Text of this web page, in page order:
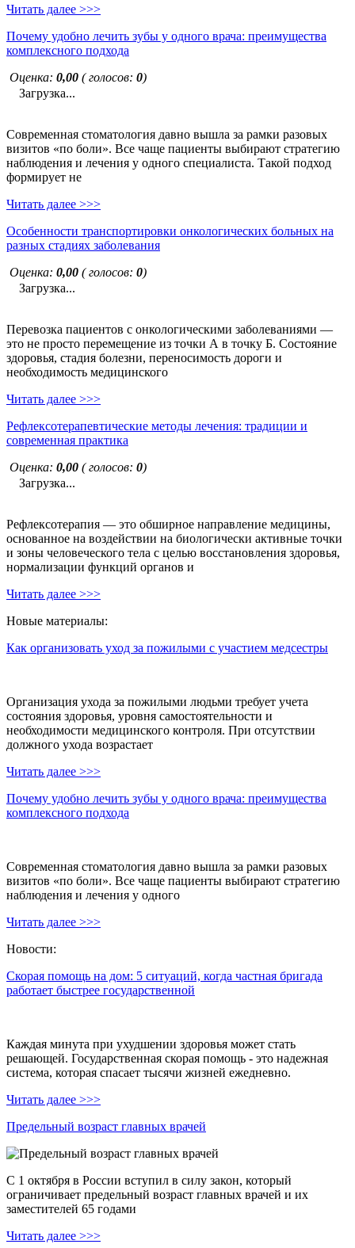
Читать далее >>>
Почему удобно лечить зубы у одного врача: преимущества
комплексного подхода
Оценка: 0,00 ( голосов: 0)
Загрузка...
Современная стоматология давно вышла за рамки разовых
визитов «по боли». Все чаще пациенты выбирают стратегию
наблюдения и лечения у одного специалиста. Такой подход
формирует не
Читать далее >>>
Особенности транспортировки онкологических больных на
разных стадиях заболевания
Оценка: 0,00 ( голосов: 0)
Загрузка...
Перевозка пациентов с онкологическими заболеваниями —
это не просто перемещение из точки А в точку Б. Состояние
здоровья, стадия болезни, переносимость дороги и
необходимость медицинского
Читать далее >>>
Рефлексотерапевтические методы лечения: традиции и
современная практика
Оценка: 0,00 ( голосов: 0)
Загрузка...
Рефлексотерапия — это обширное направление медицины,
основанное на воздействии на биологически активные точки
и зоны человеческого тела с целью восстановления здоровья,
нормализации функций органов и
Читать далее >>>
Новые материалы:
Как организовать уход за пожилыми с участием медсестры
Организация ухода за пожилыми людьми требует учета
состояния здоровья, уровня самостоятельности и
необходимости медицинского контроля. При отсутствии
должного ухода возрастает
Читать далее >>>
Почему удобно лечить зубы у одного врача: преимущества
комплексного подхода
Современная стоматология давно вышла за рамки разовых
визитов «по боли». Все чаще пациенты выбирают стратегию
наблюдения и лечения у одного
Читать далее >>>
Новости:
Скорая помощь на дом: 5 ситуаций, когда частная бригада
работает быстрее государственной
Каждая минута при ухудшении здоровья может стать
решающей. Государственная скорая помощь - это надежная
система, которая спасает тысячи жизней ежедневно.
Читать далее >>>
Предельный возраст главных врачей
С 1 октября в России вступил в силу закон, который
ограничивает предельный возраст главных врачей и их
заместителей 65 годами
Читать далее >>>